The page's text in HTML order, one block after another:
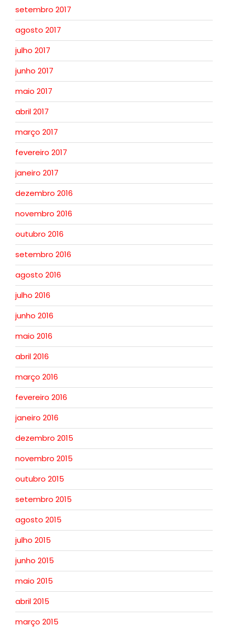
setembro 2017
agosto 2017
julho 2017
junho 2017
maio 2017
abril 2017
março 2017
fevereiro 2017
janeiro 2017
dezembro 2016
novembro 2016
outubro 2016
setembro 2016
agosto 2016
julho 2016
junho 2016
maio 2016
abril 2016
março 2016
fevereiro 2016
janeiro 2016
dezembro 2015
novembro 2015
outubro 2015
setembro 2015
agosto 2015
julho 2015
junho 2015
maio 2015
abril 2015
março 2015